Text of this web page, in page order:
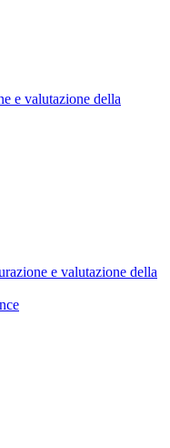
e valutazione della
e valutazione della